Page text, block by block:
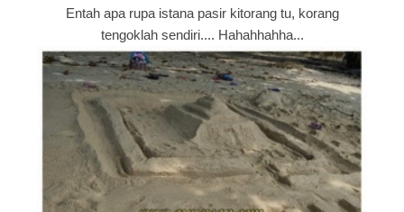
Entah apa rupa istana pasir kitorang tu, korang
tengoklah sendiri.... Hahahhahha...